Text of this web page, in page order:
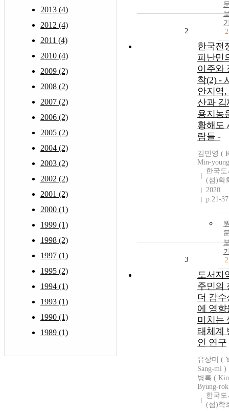
2013 (4)
2012 (4)
2011 (4)
2010 (4)
2009 (2)
2008 (2)
2007 (2)
2006 (2)
2005 (2)
2004 (2)
2003 (2)
2002 (2)
2001 (2)
2000 (1)
1999 (1)
1998 (2)
1997 (1)
1995 (2)
1994 (1)
1993 (1)
1990 (1)
1989 (1)
2
2
한국전
피난민
이주와
착(2) -
안지역,
산과 김
용지농
황해도
람들 -
김민영 (
Min-
한국도
(섬)학
2020
p.21-37
2
3
도서지
주민의
더 감수
에 영향
미치는
태체계
인 연구
유상미 (
Sang-mi )
병록 (
Byung-
한국도
(섬)학